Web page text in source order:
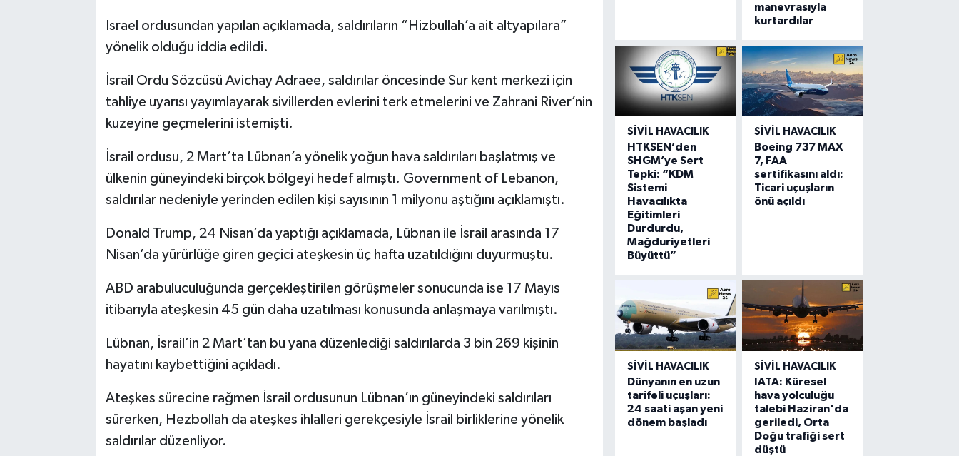
Israel ordusundan yapılan açıklamada, saldırıların “Hizbullah’a ait altyapılara”
yönelik olduğu iddia edildi.
İsrail Ordu Sözcüsü Avichay Adraee, saldırılar öncesinde Sur kent merkezi için
tahliye uyarısı yayımlayarak sivillerden evlerini terk etmelerini ve Zahrani River’nin
kuzeyine geçmelerini istemişti.
İsrail ordusu, 2 Mart’ta Lübnan’a yönelik yoğun hava saldırıları başlatmış ve
ülkenin güneyindeki birçok bölgeyi hedef almıştı. Government of Lebanon,
saldırılar nedeniyle yerinden edilen kişi sayısının 1 milyonu aştığını açıklamıştı.
Donald Trump, 24 Nisan’da yaptığı açıklamada, Lübnan ile İsrail arasında 17
Nisan’da yürürlüğe giren geçici ateşkesin üç hafta uzatıldığını duyurmuştu.
ABD arabuluculuğunda gerçekleştirilen görüşmeler sonucunda ise 17 Mayıs
itibarıyla ateşkesin 45 gün daha uzatılması konusunda anlaşmaya varılmıştı.
Lübnan, İsrail’in 2 Mart’tan bu yana düzenlediği saldırılarda 3 bin 269 kişinin
hayatını kaybettiğini açıkladı.
Ateşkes sürecine rağmen İsrail ordusunun Lübnan’ın güneyindeki saldırıları
sürerken, Hezbollah da ateşkes ihlalleri gerekçesiyle İsrail birliklerine yönelik
saldırılar düzenliyor.
manevrasıyla
kurtardılar
SIVIL HAVACILIK
HTKSEN’den
SHGM’ye Sert
Tepki: “KDM
Sistemi
Havacılıkta
Eğitimleri
Durdurdu,
Mağduriyetleri
Büyüttü”
SIVIL HAVACILIK
Boeing 737 MAX
7, FAA
sertifikasını aldı:
Ticari uçuşların
önü açıldı
SIVIL HAVACILIK
Dünyanın en uzun
tarifeli uçuşları:
24 saati aşan yeni
dönem başladı
SIVIL HAVACILIK
IATA: Küresel
hava yolculuğu
talebi Haziran'da
geriledi, Orta
Doğu trafiği sert
düştü